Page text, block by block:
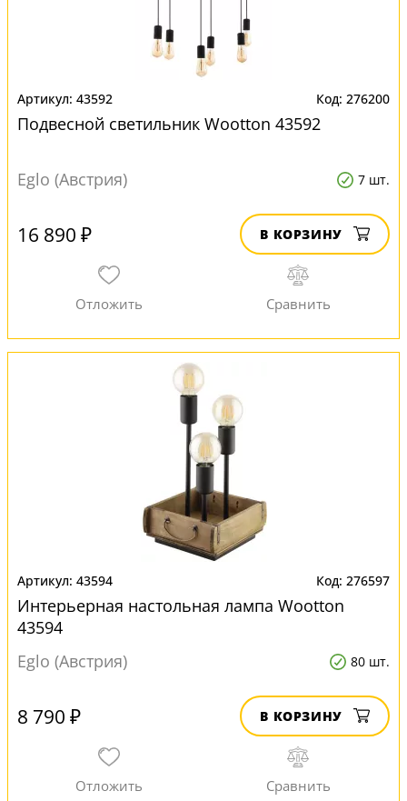
43592 276200
Подвесной светильник Wootton 43592
Eglo (Австрия) 7 шт.
16 890 ₽ В КОРЗИНУ
43594 276597
Интерьерная настольная лампа Wootton
43594
Eglo (Австрия)
80 шт.
8 790 ₽ В КОРЗИНУ